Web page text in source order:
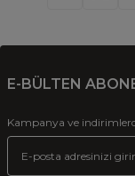
E-BÜLTEN
Kampanya ve